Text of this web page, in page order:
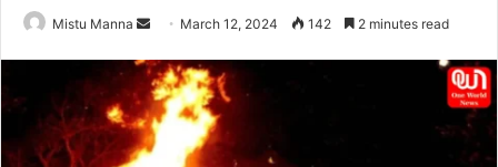
Mistu Manna
n
d
a
n
March 12, 2024 142 2 minutes read